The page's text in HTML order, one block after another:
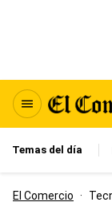
Temas del día
El Comercio ·